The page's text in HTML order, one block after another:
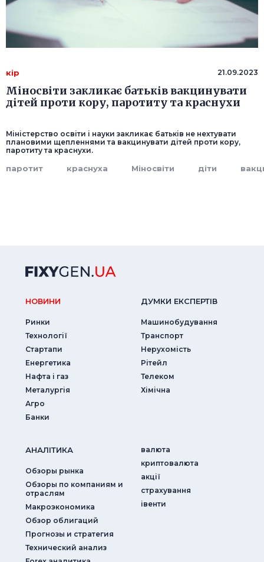
кір 21.09.2023
Міносвіти закликає батьків вакцинувати
дітей проти кору, паротиту та краснухи
Міністерство освіти і науки закликає батьків не нехтувати
плановими щепленнями та вакцинувати дітей проти кору,
паротиту та краснухи.
паротит краснуха Міносвіти діти
НОВИНИ
Ринки
Технології
Стартапи
Енергетика
Нафта і газ
Металургія
Агро
Банки
ДУМКИ ЕКСПЕРТIВ
Машинобудування
Транспорт
Нерухомість
Рітейл
Телеком
Хімічна
АНАЛIТИКА
Обзоры рынка
Обзоры по компаниям и
отраслям
Макроэкономика
Обзор облигаций
Прогнозы и стратегия
Технический анализ
валюта
криптовалюта
акції
страхування
iвенти